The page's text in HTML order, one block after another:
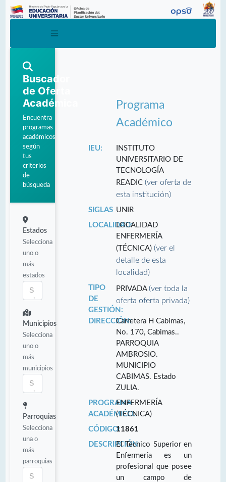
Buscador
de Oferta
Académica
Encuentra
programas
académicos
según
tus
criterios
de
búsqueda
Estados
Selecciona
uno o
más
estados
Municipios
Selecciona
uno o
más
municipios
Parroquias
Selecciona
una o
más
parroquias
Programa
Académico
IEU:
INSTITUTO
UNIVERSITARIO DE
TECNOLOGÍA
READIC(ver oferta de
esta institución)
SIGLAS UNIR
LOCALIDAD:LOCALIDAD
ENFERMERÍA
(TÉCNICA)(ver el
detalle de esta
localidad)
TIPO
DE
GESTIÓN:
PRIVADA(ver toda la
oferta oferta privada)
DIRECCIÓN:Carretera H Cabimas,
No. 170, Cabimas..
PARROQUIA
AMBROSIO.
MUNICIPIO
CABIMAS. Estado
ZULIA.
PROGRAMA
ACADÉMICO:
ENFERMERÍA
(TÉCNICA)
CÓDIGO:11861
DESCRIPCIÓN:El Técnico Superior en
Enfermería es un
profesional que posee
un campo de